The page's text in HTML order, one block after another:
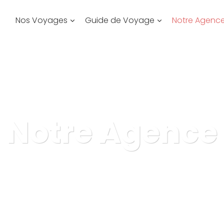
Nos Voyages Guide de Voyage Notre
Notre Agence